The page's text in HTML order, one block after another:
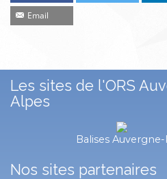
Email
Les sites de l'ORS
Alpes
Balises
Nos sites partenaires